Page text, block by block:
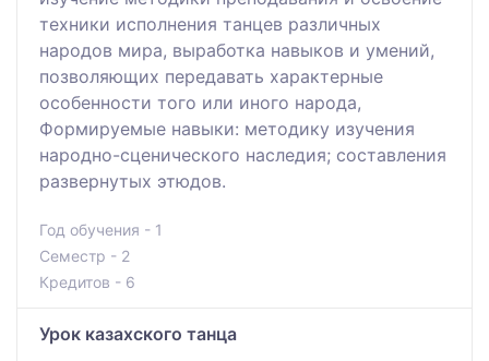
техники исполнения танцев различных
народов мира, выработка навыков и умений,
позволяющих передавать характерные
особенности того или иного народа,
Формируемые навыки: методику изучения
народно-сценического наследия; составления
развернутых этюдов.
Год обучения - 1
Семестр - 2
Кредитов - 6
Урок казахского танца